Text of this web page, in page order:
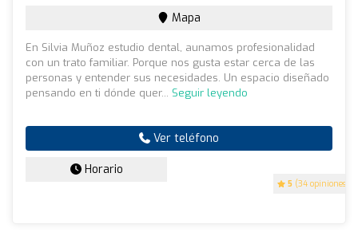
5 (34 opiniones)
Mapa
En Silvia Muñoz estudio dental, aunamos profesionalidad
con un trato familiar. Porque nos gusta estar cerca de las
personas y entender sus necesidades. Un espacio diseñado
pensando en ti dónde quer... Seguir leyendo
Ver teléfono
Horario